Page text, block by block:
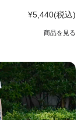
¥5,440(税込)
商品を見る